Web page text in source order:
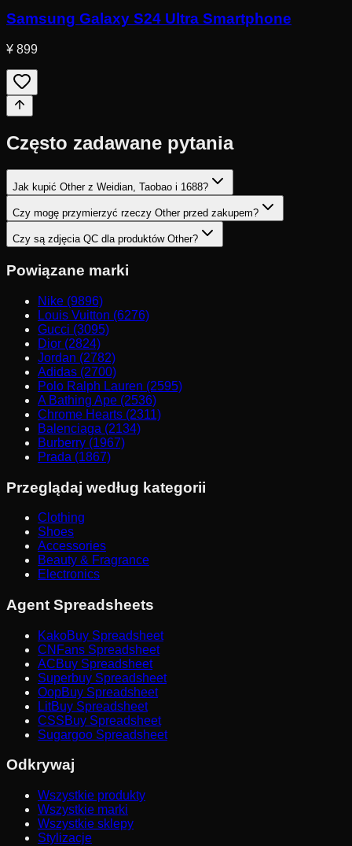
Samsung Galaxy S24 Ultra Smartphone
¥ 899
Często zadawane pytania
Jak kupić Other z Weidian, Taobao i 1688?
Czy mogę przymierzyć rzeczy Other przed zakupem?
Czy są zdjęcia QC dla produktów Other?
Powiązane marki
Nike (9896)
Louis Vuitton (6276)
Gucci (3095)
Dior (2824)
Jordan (2782)
Adidas (2700)
Polo Ralph Lauren (2595)
A Bathing Ape (2536)
Chrome Hearts (2311)
Balenciaga (2134)
Burberry (1967)
Prada (1867)
Przeglądaj według kategorii
Clothing
Shoes
Accessories
Beauty & Fragrance
Electronics
Agent Spreadsheets
KakoBuy Spreadsheet
CNFans Spreadsheet
ACBuy Spreadsheet
Superbuy Spreadsheet
OopBuy Spreadsheet
LitBuy Spreadsheet
CSSBuy Spreadsheet
Sugargoo Spreadsheet
Odkrywaj
Wszystkie produkty
Wszystkie marki
Wszystkie sklepy
Stylizacje